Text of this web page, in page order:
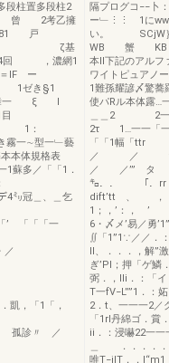
段柱置多段柱2
曾 2考乙擁
女p餅81 戸
体） ζ基
回 ，濃網1
＝lF ー
§1
一 ξ l
：
∼型一﹂藝
本体規格表
多／「「1．
冠＿、＿乞
’ 「「「一
・／
定
，「1「，
／
l l
隔プログコ−−
ー﹂⋮⋮ 1にww
い
WB 蟹 KB 1■
本Il下記のアルフ
ワイトピュアノ
1難孫耀諺〆驚蕎
使パRル本体露
＿＿2 2一
2τ 1…一
「「1幅「ttr
／ ／ tttt tt
／ ／’” タ
㌔．． 「．rr
dift’tt 、
1；，’：， ’
6・〆メ’易／勇
∬「1”1∵／／
ll、．．．，解”
ぎ’Pl；押「ゲ鱗
弼．，lli．：「
T一fV−L””1
2．t、一一一2／
「1rl丹綿ゴ．賞
ii．：浸嚇
＿ ．．．．
唯T−iIT．．